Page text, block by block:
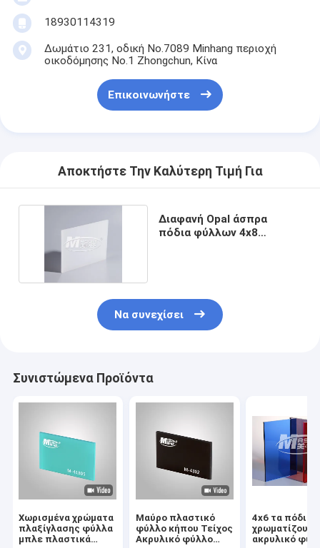
18930114319
Δωμάτιο 231, οδική No.7089 Minhang περιοχή
οικοδόμησης No.1 Zhongchun, Κίνα
Επικοινωνήστε
Αποκτήστε Την Καλύτερη Τιμή Για
Διαφανή Opal άσπρα
πόδια φύλλων 4x8
Να συνεχίσει
Συνιστώμενα Προϊόντα
Χωρισμένα χρώματα
πλαξίγλασης φύλλα
μπλε πλαστικά
Μαύρο πλαστικό
φύλλο κήπου Τείχος
Ακρυλικό φύλλο
4x6 τα πόδια
χρωματίζουν
ακρυλικό